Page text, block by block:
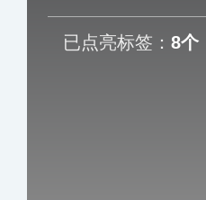
已点亮标签： 8个